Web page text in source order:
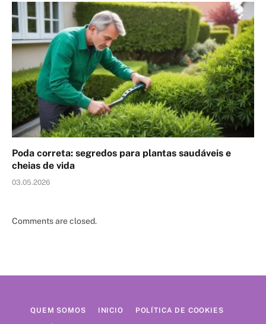
Poda correta: segredos para plantas saudáveis e
cheias de vida
03.05.2026
Comments are closed.
QUEM SOMOS INICIO POLÍTICA DE COOKIES